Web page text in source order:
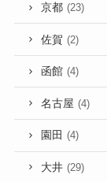
京都 (23)
佐賀 (2)
函館 (4)
名古屋 (4)
園田 (4)
大井 (29)